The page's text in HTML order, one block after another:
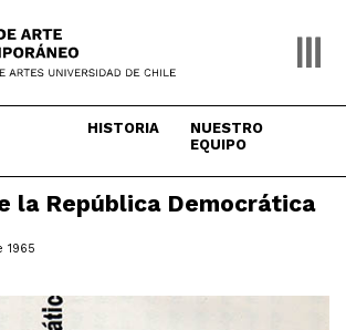
HISTORIA
NUESTRO
EQUIPO
la República Democrática
1965